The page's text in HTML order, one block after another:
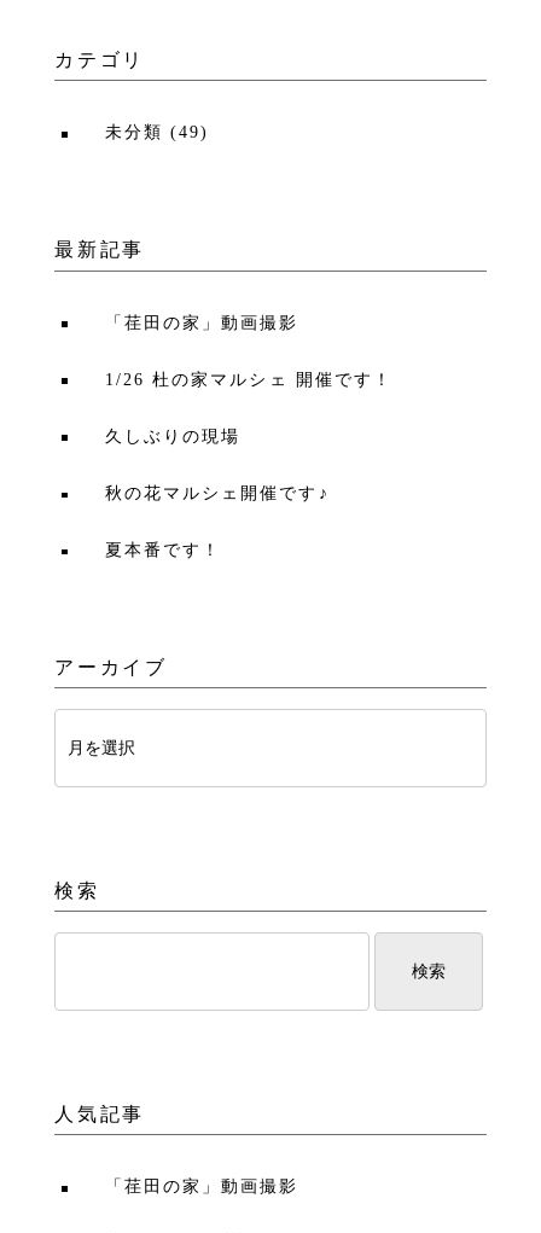
カテゴリ
未分類 (49)
最新記事
「荏田の家」動画撮影
1/26 杜の家マルシェ 開催です！
久しぶりの現場
秋の花マルシェ開催です♪
夏本番です！
アーカイブ
検索
人気記事
「荏田の家」動画撮影